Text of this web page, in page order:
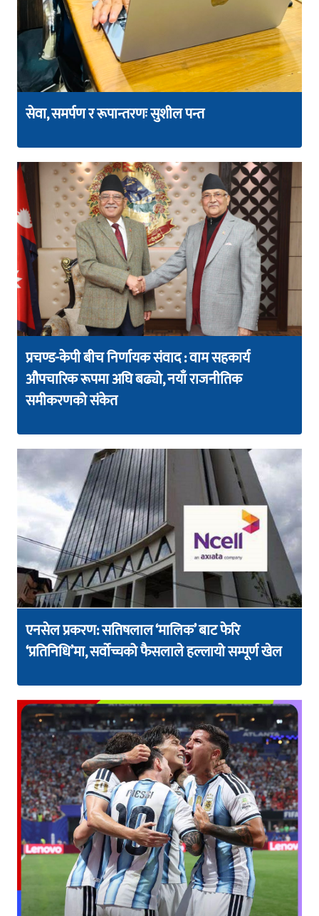
सेवा, समर्पण र रूपान्तरणः सुशील पन्त
प्रचण्ड-केपी बीच निर्णायक संवाद : वाम सहकार्य
औपचारिक रूपमा अघि बढ्यो, नयाँ राजनीतिक
समीकरणको संकेत
एनसेल प्रकरण: सतिषलाल ‘मालिक’ बाट फेरि
‘प्रतिनिधि’मा, सर्वोच्चको फैसलाले हल्लायो सम्पूर्ण खेल